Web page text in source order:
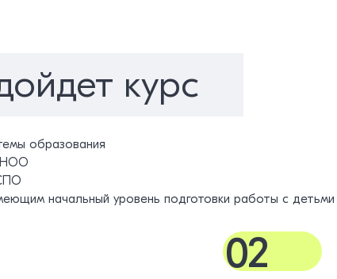
курс
образования
НОО
начальный уровень подготовки работы с
02